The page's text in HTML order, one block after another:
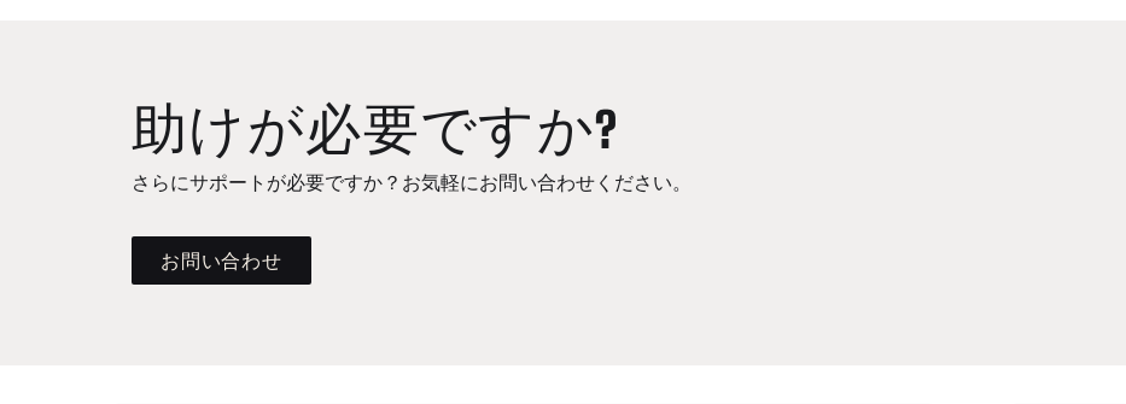
助けが必要ですか?
さらにサポートが必要ですか？お気軽にお問い合わせください。
お問い合わせ